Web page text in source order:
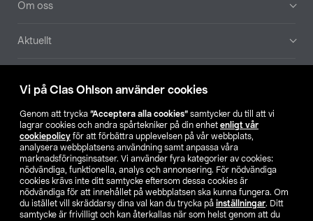
Vi på Clas Ohlson använder cookies
Genom att trycka ”Acceptera alla cookies” samtycker du till att vi
lagrar cookies och andra spårtekniker på din enhet enligt vår
cookiepolicy för att förbättra upplevelsen på vår webbplats,
analysera webbplatsens användning samt anpassa våra
marknadsföringsinsatser. Vi använder fyra kategorier av cookies:
nödvändiga, funktionella, analys och annonsering. För nödvändiga
cookies krävs inte ditt samtycke eftersom dessa cookies är
nödvändiga för att innehållet på webbplatsen ska kunna fungera. Om
du istället vill skräddarsy dina val kan du trycka på inställningar. Ditt
samtycke är frivilligt och kan återkallas när som helst genom att du
Om oss
Aktuellt
Hitta butik
SE NO FI